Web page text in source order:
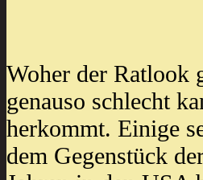
Woher der Ratlook
genauso schlecht
herkommt. Einige
dem Gegenstück